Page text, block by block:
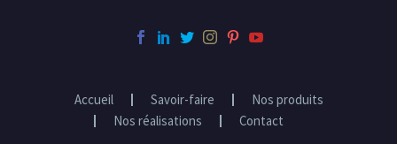
Accueil Savoir-faire
Nos produits
Nos réalisations
Contact